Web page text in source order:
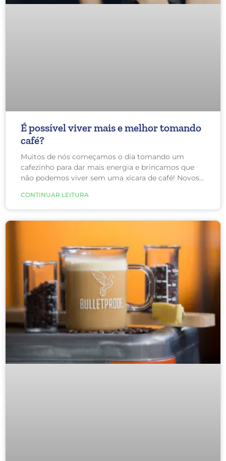
É possível viver mais e melhor tomando
café?
Muitos de nós começamos o dia tomando um
cafezinho para dar mais energia e brincamos que
não podemos viver sem uma xícara de café! Novos
uma vida mais longa e a menor chance de
desenvolver câncer ou doenças crônicas.
CONTINUAR LEITURA